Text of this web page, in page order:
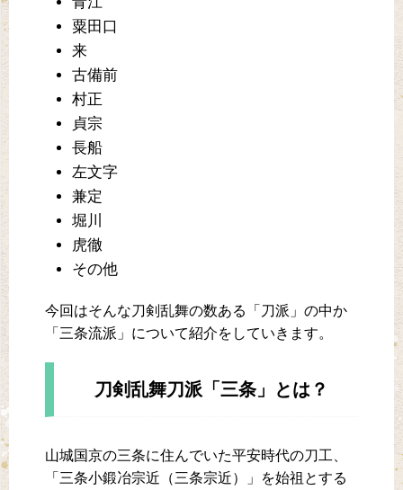
粟田口
来
古備前
村正
貞宗
長船
左文字
兼定
堀川
虎徹
その他
今回はそんな刀剣乱舞の数ある「刀派」の中か
「三条流派」について紹介をしていきます。
刀剣乱舞刀派「三条」とは？
山城国京の三条に住んでいた平安時代の刀工、
「三条小鍛冶宗近（三条宗近）」を始祖とする